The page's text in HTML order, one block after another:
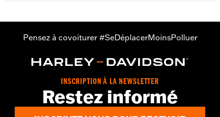
GARANTIE:Garantie limitée de 2 ans - Rendez-vous surwww.h-
Pensez à covoiturer #SeDéplacerMoinsPolluer
INSCRIPTION À LA NEWSLETTER
Restez informé